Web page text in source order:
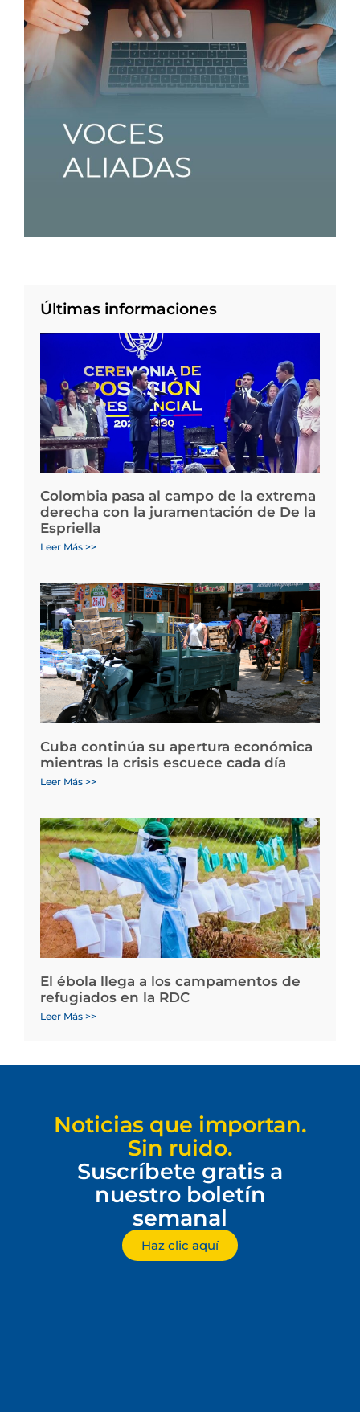
Últimas informaciones
Colombia pasa al campo de la extrema
derecha con la juramentación de De la
Espriella
Leer Más >>
Cuba continúa su apertura económica
mientras la crisis escuece cada día
Leer Más >>
El ébola llega a los campamentos de
refugiados en la RDC
Leer Más >>
Noticias que importan.
Sin ruido.
Suscríbete gratis a
nuestro boletín
semanal
Haz clic aquí